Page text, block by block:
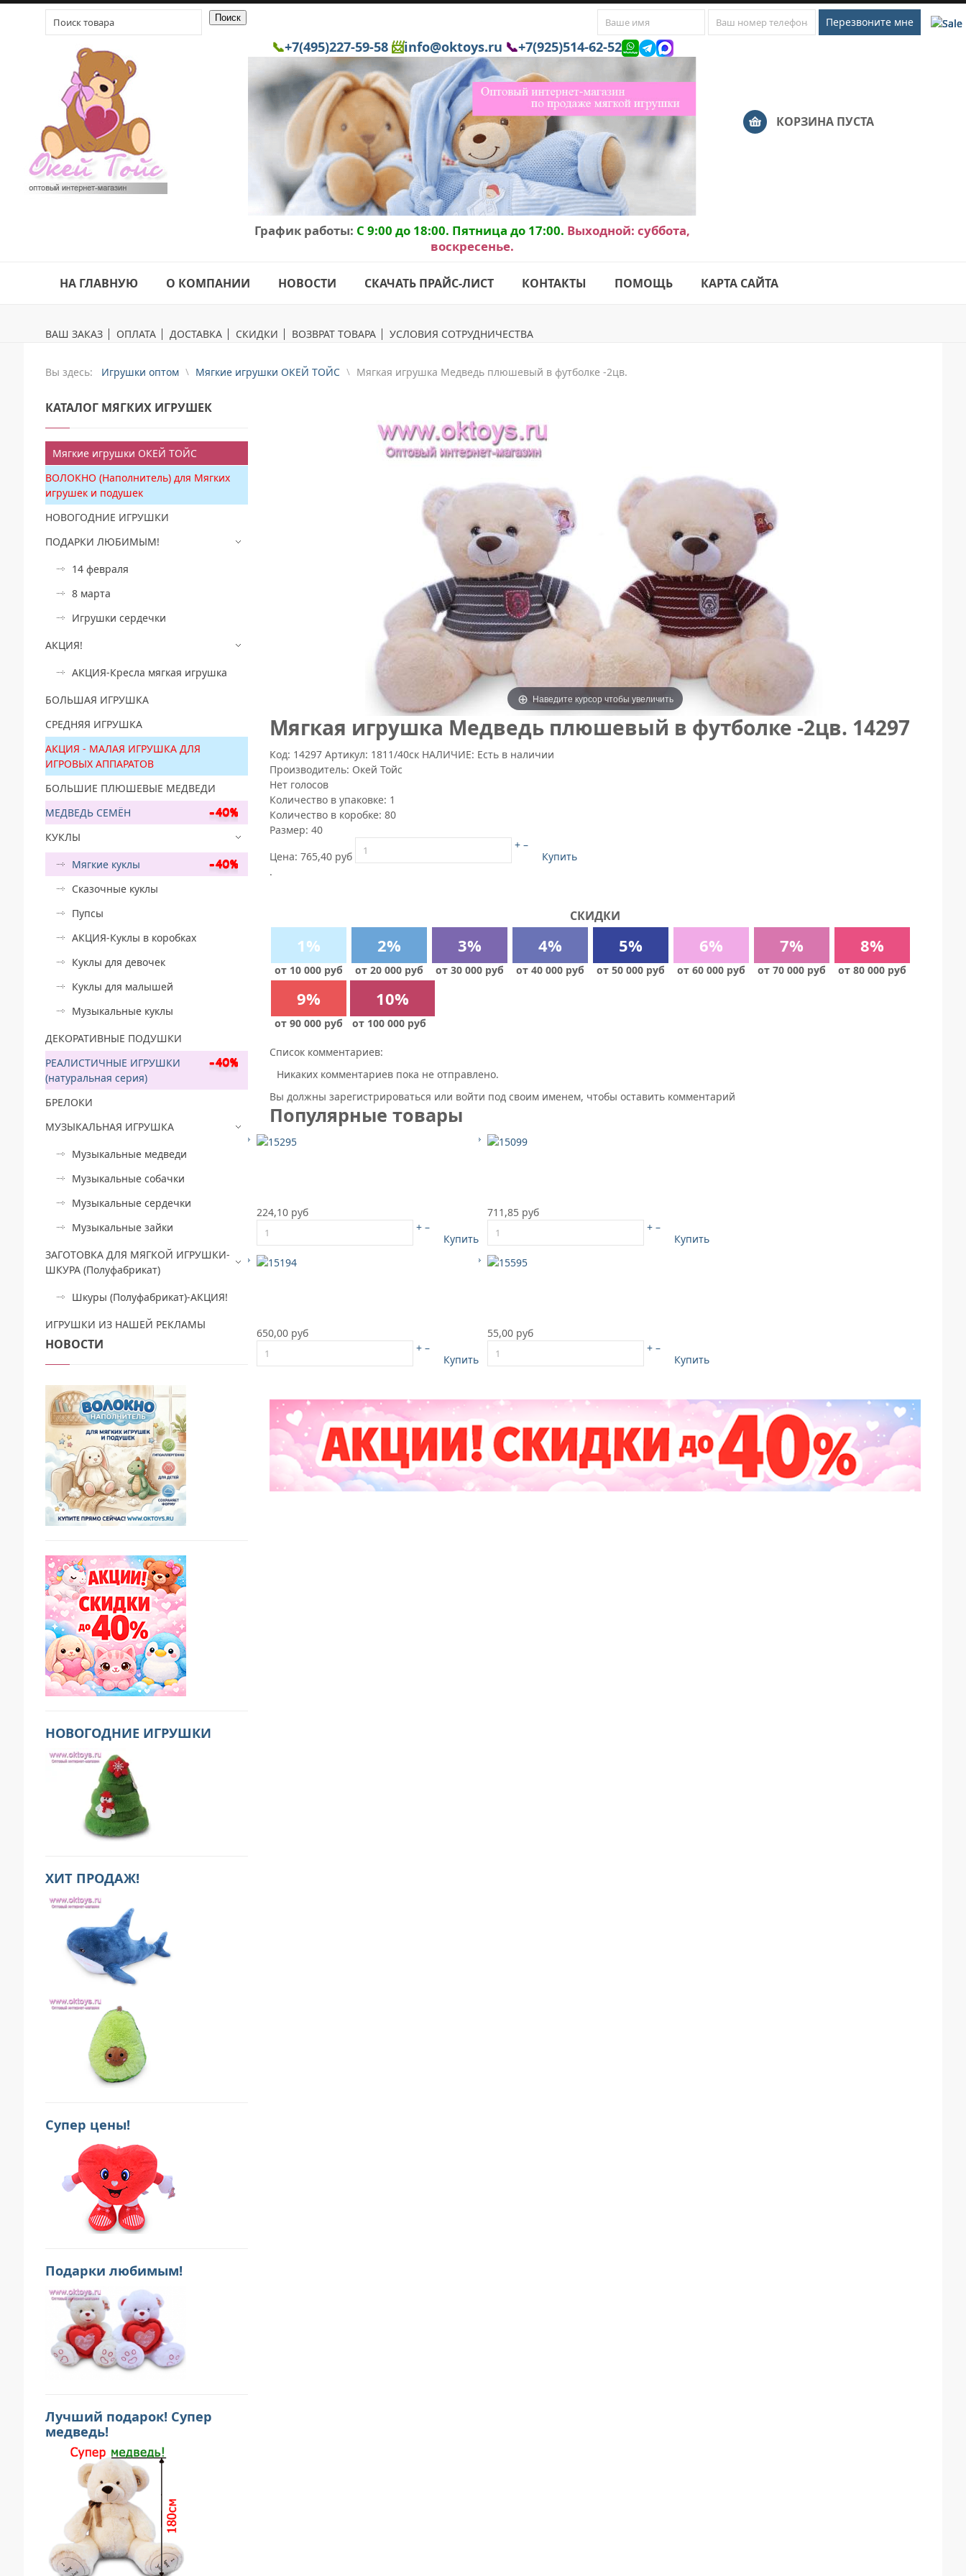
📞+7(495)227-59-58 📨info@oktoys.ru 📞+7(925)514-62-52
График работы: C 9:00 до 18:00. Пятница до 17:00. Выходной: суббота,
воскресенье.
КОРЗИНА ПУСТА
НА ГЛАВНУЮ О КОМПАНИИ НОВОСТИ СКАЧАТЬ ПРАЙС-ЛИСТ КОНТАКТЫ ПОМОЩЬ КАРТА САЙТА
ВАШ ЗАКАЗ ОПЛАТА ДОСТАВКА СКИДКИ ВОЗВРАТ ТОВАРА УСЛОВИЯ СОТРУДНИЧЕСТВА
Вы здесь: Игрушки оптом Мягкие игрушки ОКЕЙ ТОЙС Mягкая игрушка Медведь плюшевый в футболке -2цв.
Наведите курсор чтобы увеличить
Mягкая игрушка Медведь плюшевый в футболке -2цв. 14297
Код: 14297 Артикул: 1811/40ск НАЛИЧИЕ: Есть в наличии
Производитель: Окей Тойс
Нет голосов
Количество в упаковке: 1
Количество в коробке: 80
Размер: 40
Цена: 765,40 руб
+ –
Купить
.
СКИДКИ
1%
от 10 000 руб
2%
от 20 000 руб
3%
от 30 000 руб
4%
от 40 000 руб
5%
от 50 000 руб
6%
от 60 000 руб
7%
от 70 000 руб
8%
от 80 000 руб
9%
от 90 000 руб
10%
от 100 000 руб
Список комментариев:
Никаких комментариев пока не отправлено.
Вы должны зарегистрироваться или войти под своим именем, чтобы оставить комментарий
Популярные товары
224,10 руб
+ –
Купить
711,85 руб
+ –
Купить
650,00 руб
+ –
Купить
55,00 руб
+ –
Купить
КАТАЛОГ МЯГКИХ ИГРУШЕК
Мягкие игрушки ОКЕЙ ТОЙС
ВОЛОКНО (Наполнитель) для Мягких
игрушек и подушек
НОВОГОДНИЕ ИГРУШКИ
ПОДАРКИ ЛЮБИМЫМ!
14 февраля
8 марта
Игрушки сердечки
АКЦИЯ!
АКЦИЯ-Кресла мягкая игрушка
БОЛЬШАЯ ИГРУШКА
СРЕДНЯЯ ИГРУШКА
АКЦИЯ - МАЛАЯ ИГРУШКА ДЛЯ
ИГРОВЫХ АППАРАТОВ
БОЛЬШИЕ ПЛЮШЕВЫЕ МЕДВЕДИ
МЕДВЕДЬ СЕМЁН
КУКЛЫ
Мягкие куклы
Сказочные куклы
Пупсы
АКЦИЯ-Куклы в коробках
Куклы для девочек
Куклы для малышей
Музыкальные куклы
ДЕКОРАТИВНЫЕ ПОДУШКИ
РЕАЛИСТИЧНЫЕ ИГРУШКИ
(натуральная серия)
БРЕЛОКИ
МУЗЫКАЛЬНАЯ ИГРУШКА
Музыкальные медведи
Музыкальные собачки
Музыкальные сердечки
Музыкальные зайки
ЗАГОТОВКА ДЛЯ МЯГКОЙ ИГРУШКИ-
ШКУРА (Полуфабрикат)
Шкуры (Полуфабрикат)-АКЦИЯ!
ИГРУШКИ ИЗ НАШЕЙ РЕКЛАМЫ
НОВОСТИ
НОВОГОДНИЕ ИГРУШКИ
ХИТ ПРОДАЖ!
Супер цены!
Подарки любимым!
Лучший подарок! Супер
медведь!